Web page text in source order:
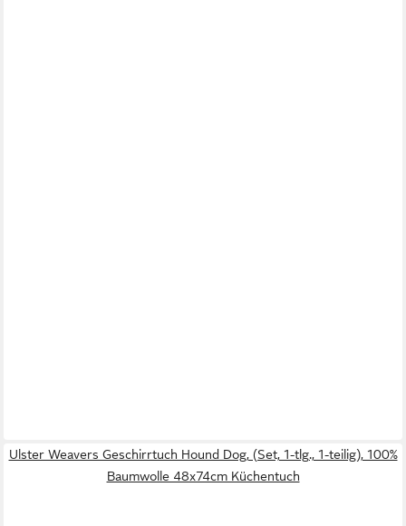
Ulster Weavers Geschirrtuch Hound Dog, (Set, 1-tlg., 1-teilig), 100%
Baumwolle 48x74cm Küchentuch